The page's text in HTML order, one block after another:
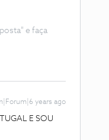
e faça
years ago
E SOU